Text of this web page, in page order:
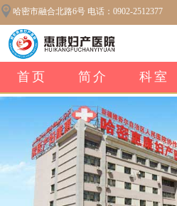
哈密市融合北路6号 电话：0902-2512377
首页 简介 科室